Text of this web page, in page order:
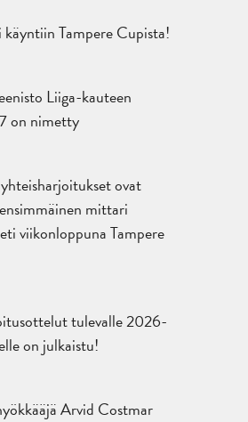
käyntiin Tampere Cupista!
Liiga-kauteen
on nimetty
ovat
mittari
viikonloppuna Tampere
tulevalle 2026-
on julkaistu!
Arvid Costmar